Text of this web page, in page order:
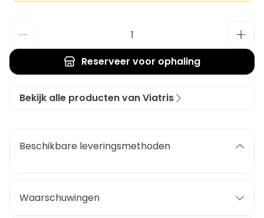
Reserveer voor ophaling
Bekijk alle producten van Viatris
Beschikbare leveringsmethoden
Waarschuwingen